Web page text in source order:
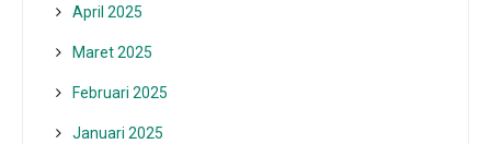
April 2025
Maret 2025
Februari 2025
Januari 2025